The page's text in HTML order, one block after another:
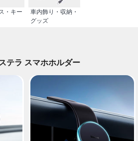
・キー
車内飾り・収納・
グッズ
テラ スマホホルダー